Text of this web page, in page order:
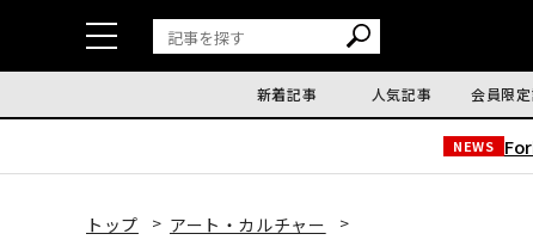
新着記事 人気記事 会員限
NEWS
トップ
アート・カルチャー